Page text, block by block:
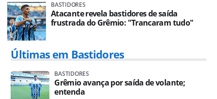
BASTIDORES
Atacante revela bastidores de saída
frustrada do Grêmio: "Trancaram tudo"
Últimas em Bastidores
BASTIDORES
Grêmio avança por saída de volante;
entenda